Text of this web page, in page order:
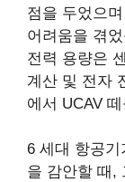
점을 두었으
어려움을 겪
전력 용량은
계산 및 전자
에서 UCAV
6 세대 항공
을 감안할 때,